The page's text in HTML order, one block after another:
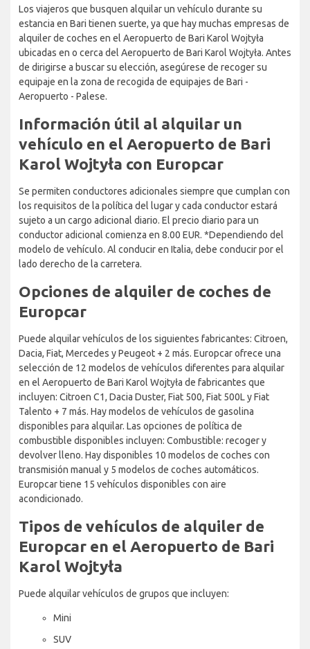
Los viajeros que busquen alquilar un vehículo durante su
estancia en Bari tienen suerte, ya que hay muchas empresas de
alquiler de coches en el Aeropuerto de Bari Karol Wojtyła
ubicadas en o cerca del Aeropuerto de Bari Karol Wojtyła. Antes
de dirigirse a buscar su elección, asegúrese de recoger su
equipaje en la zona de recogida de equipajes de Bari -
Aeropuerto - Palese.
Información útil al alquilar un
vehículo en el Aeropuerto de Bari
Karol Wojtyła con Europcar
Se permiten conductores adicionales siempre que cumplan con
los requisitos de la política del lugar y cada conductor estará
sujeto a un cargo adicional diario. El precio diario para un
conductor adicional comienza en 8.00 EUR. *Dependiendo del
modelo de vehículo. Al conducir en Italia, debe conducir por el
lado derecho de la carretera.
Opciones de alquiler de coches de
Europcar
Puede alquilar vehículos de los siguientes fabricantes: Citroen,
Dacia, Fiat, Mercedes y Peugeot + 2 más. Europcar ofrece una
selección de 12 modelos de vehículos diferentes para alquilar
en el Aeropuerto de Bari Karol Wojtyła de fabricantes que
incluyen: Citroen C1, Dacia Duster, Fiat 500, Fiat 500L y Fiat
Talento + 7 más. Hay modelos de vehículos de gasolina
disponibles para alquilar. Las opciones de política de
combustible disponibles incluyen: Combustible: recoger y
devolver lleno. Hay disponibles 10 modelos de coches con
transmisión manual y 5 modelos de coches automáticos.
Europcar tiene 15 vehículos disponibles con aire
acondicionado.
Tipos de vehículos de alquiler de
Europcar en el Aeropuerto de Bari
Karol Wojtyła
Puede alquilar vehículos de grupos que incluyen:
Mini
SUV